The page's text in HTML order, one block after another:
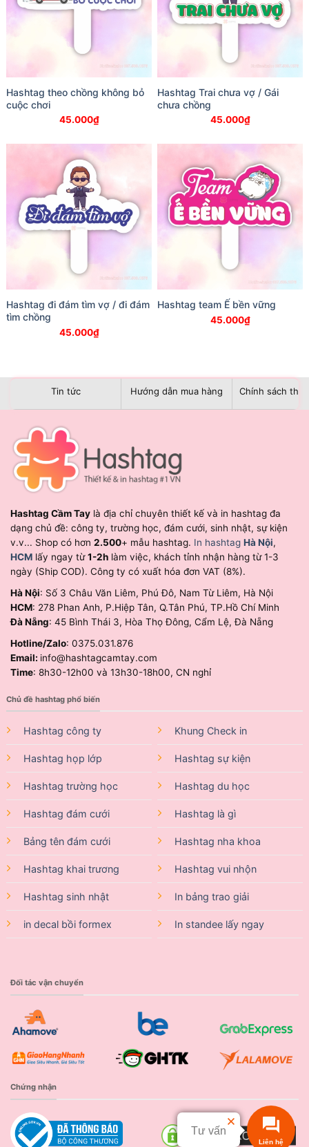
Hashtag theo chồng không bỏ
cuộc chơi
45.000₫
Hashtag Trai chưa vợ / Gái
chưa chồng
45.000₫
Hashtag đi đám tìm vợ / đi đám
tìm chồng
45.000₫
Hashtag team Ế bền vững
45.000₫
Tin tức Hướng dẫn mua hàng Chính sách
Hashtag Cầm Tay là địa chỉ chuyên thiết kế và in hashtag đa
dạng chủ đề: công ty, trường học, đám cưới, sinh nhật, sự kiện
v.v... Shop có hơn 2.500+ mẫu hashtag. In hashtag Hà Nội,
HCM lấy ngay từ1-2h làm việc, khách tỉnh nhận hàng từ 1-3
ngày (Ship COD). Công ty có xuất hóa đơn VAT (8%).
Hà Nội: Số 3 Châu Văn Liêm, Phú Đô, Nam Từ Liêm, Hà Nội
HCM: 278 Phan Anh, P.Hiệp Tân, Q.Tân Phú, TP.Hồ Chí Minh
Đà Nẵng: 45 Bình Thái 3, Hòa Thọ Đông, Cẩm Lệ, Đà Nẵng
Hotline/Zalo: 0375.031.876
Email: info@hashtagcamtay.com
Time: 8h30-12h00 và 13h30-18h00, CN nghỉ
Chủ đề hashtag phổ biến
Hashtag công ty
Hashtag họp lớp
Hashtag trường học
Hashtag đám cưới
Bảng tên đám cưới
Hashtag khai trương
Hashtag sinh nhật
in decal bồi formex
Khung Check in
Hashtag sự kiện
Hashtag du học
Hashtag là gì
Hashtag nha khoa
Hashtag vui nhộn
In bảng trao giải
In standee lấy ngay
Đối tác vận chuyển
Chứng nhận
Liên hệ
Tư vấn